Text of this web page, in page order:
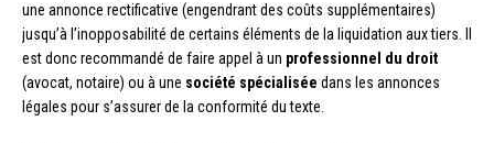
une annonce rectificative (engendrant des coûts supplémentaires)
jusqu’à l’inopposabilité de certains éléments de la liquidation aux tiers. Il
est donc recommandé de faire appel à un professionnel du droit
(avocat, notaire) ou à une société spécialisée dans les annonces
légales pour s’assurer de la conformité du texte.